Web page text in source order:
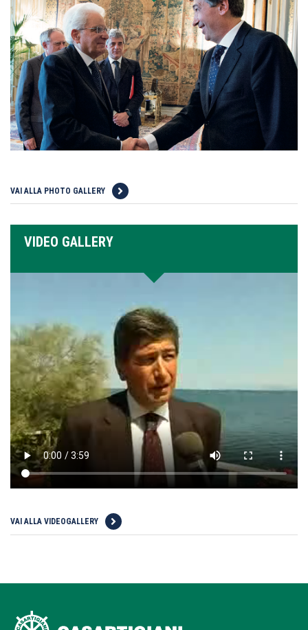
VAI ALLA PHOTO GALLERY
VIDEO GALLERY
VAI ALLA VIDEOGALLERY